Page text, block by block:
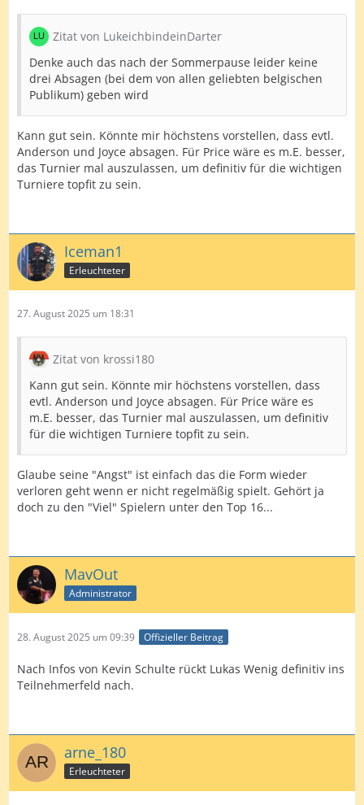
Zitat von LukeichbindeinDarter
Denke auch das nach der Sommerpause leider keine
drei Absagen (bei dem von allen geliebten belgischen
Publikum) geben wird
Kann gut sein. Könnte mir höchstens vorstellen, dass evtl.
Anderson und Joyce absagen. Für Price wäre es m.E. besser,
das Turnier mal auszulassen, um definitiv für die wichtigen
Turniere topfit zu sein.
Iceman1
Erleuchteter
27. August 2025 um 18:31
Zitat von krossi180
Kann gut sein. Könnte mir höchstens vorstellen, dass
evtl. Anderson und Joyce absagen. Für Price wäre es
m.E. besser, das Turnier mal auszulassen, um definitiv
für die wichtigen Turniere topfit zu sein.
Glaube seine "Angst" ist einfach das die Form wieder
verloren geht wenn er nicht regelmäßig spielt. Gehört ja
doch zu den "Viel" Spielern unter den Top 16...
MavOut
Administrator
28. August 2025 um 09:39 Offizieller Beitrag
Nach Infos von Kevin Schulte rückt Lukas Wenig definitiv ins
Teilnehmerfeld nach.
arne_180
Erleuchteter